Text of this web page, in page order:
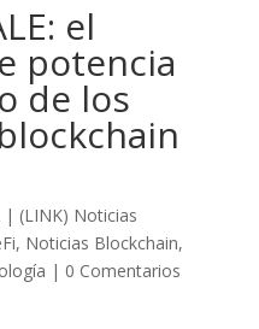
el
potencia
de los
| (LINK) Noticias
, Noticias Blockchain,
| 0 Comentarios